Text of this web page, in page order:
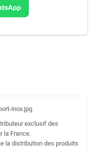
exclusif des
la France.
la distribution des produits